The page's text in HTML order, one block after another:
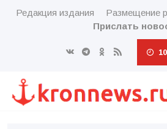
Редакция издания Размещение
Прислать